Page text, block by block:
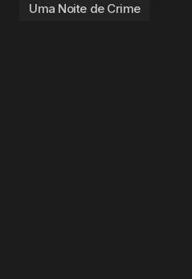
Uma Noite de Crime